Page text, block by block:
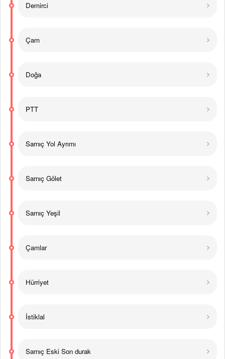
Demirci
Çam
Doğa
PTT
Sarnıç Yol Ayrımı
Sarnıç Gölet
Sarnıç Yeşil
Çamlar
Hürriyet
İstiklal
Sarnıç Eski Son durak